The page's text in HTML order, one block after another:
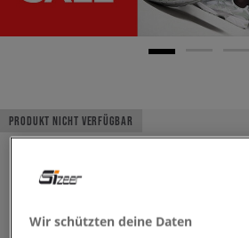
PRODUKT NICHT VERFÜGBAR
Wir schützten deine Daten